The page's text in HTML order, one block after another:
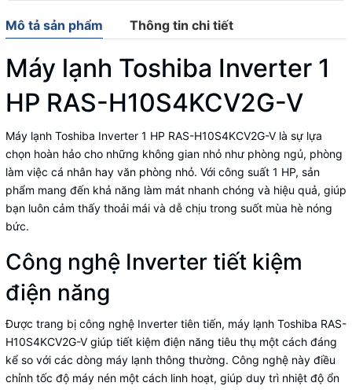
Mô tả sản phẩm Thông tin chi tiết
Máy lạnh Toshiba Inverter 1
HP RAS-H10S4KCV2G-V
Máy lạnh Toshiba Inverter 1 HP RAS-H10S4KCV2G-V là sự lựa
chọn hoàn hảo cho những không gian nhỏ như phòng ngủ, phòng
làm việc cá nhân hay văn phòng nhỏ. Với công suất 1 HP, sản
phẩm mang đến khả năng làm mát nhanh chóng và hiệu quả, giúp
bạn luôn cảm thấy thoải mái và dễ chịu trong suốt mùa hè nóng
bức.
Công nghệ Inverter tiết kiệm
điện năng
Được trang bị công nghệ Inverter tiên tiến, máy lạnh Toshiba RAS-
H10S4KCV2G-V giúp tiết kiệm điện năng tiêu thụ một cách đáng
kể so với các dòng máy lạnh thông thường. Công nghệ này điều
chỉnh tốc độ máy nén một cách linh hoạt, giúp duy trì nhiệt độ ổn